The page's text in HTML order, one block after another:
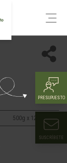
PRESUPUESTO
SUSCRÍBETE
500g x 12